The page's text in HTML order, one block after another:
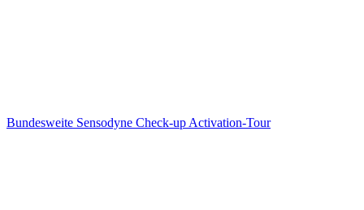
Bundesweite Sensodyne Check-up Activation-Tour